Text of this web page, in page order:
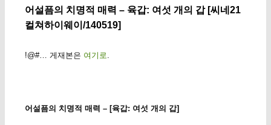
어설픔의 치명적 매력 – 육갑: 여섯 개의 갑 [씨네21
컬쳐하이웨이/140519]
!@#… 게재본은 여기로
어설픔의 치명적 매력 – [육갑: 여섯 개의 갑]